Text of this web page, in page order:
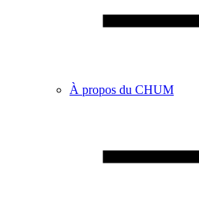
À propos du CHUM